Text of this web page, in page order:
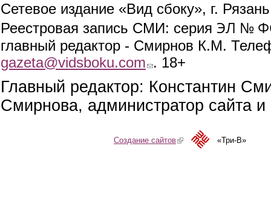
Сетевое издание «Вид сбоку», г.
Реестровая запись СМИ: серия ЭЛ №
главный редактор - Смирнов К.М.
gazeta@vidsboku.com (link sends e-mail)
. 18+
Главный редактор: Константин
Смирнова, администратор сайта
Создание сайтов(link is external)«Три-В»